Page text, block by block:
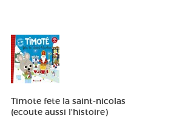
Timote fete la saint-nicolas
(ecoute aussi l'histoire)